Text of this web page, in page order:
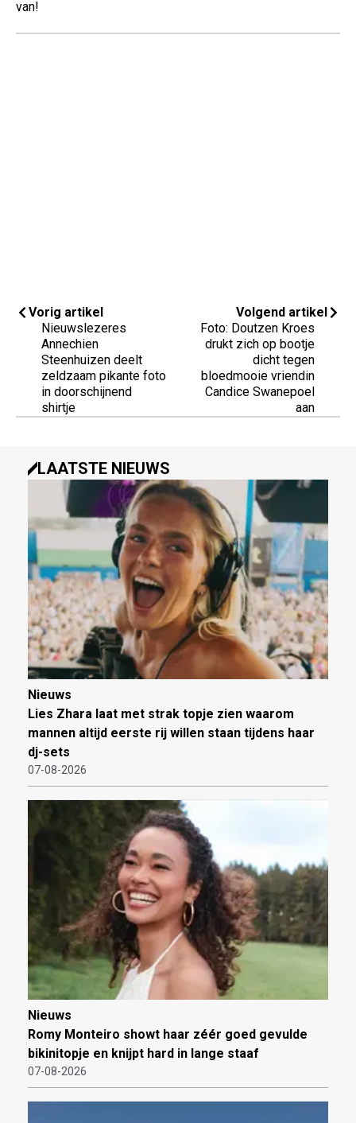
van!
Vorig artikel
Nieuwslezeres
Annechien
Steenhuizen deelt
zeldzaam pikante foto
in doorschijnend
shirtje
Volgend artikel
Foto: Doutzen Kroes
drukt zich op bootje
dicht tegen
bloedmooie vriendin
Candice Swanepoel
aan
LAATSTE NIEUWS
Nieuws
Lies Zhara laat met strak topje zien waarom
mannen altijd eerste rij willen staan tijdens haar
dj-sets
07-08-2026
Nieuws
Romy Monteiro showt haar zéér goed gevulde
bikinitopje en knijpt hard in lange staaf
07-08-2026